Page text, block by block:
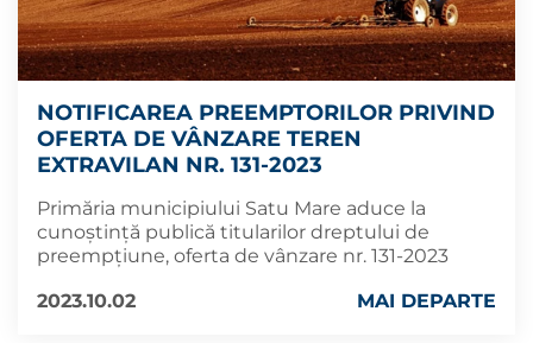
NOTIFICAREA PREEMPTORILOR PRIVIND
OFERTA DE VÂNZARE TEREN
EXTRAVILAN NR. 131-2023
Primăria municipiului Satu Mare aduce la
cunoștință publică titularilor dreptului de
preempțiune, oferta de vânzare nr. 131-2023
2023.10.02
MAI DEPARTE